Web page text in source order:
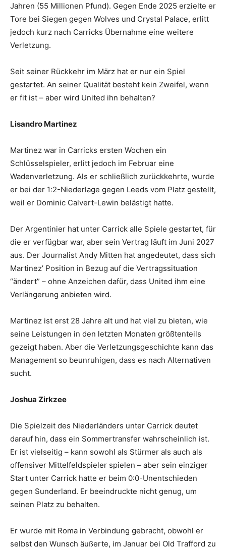
Jahren (55 Millionen Pfund). Gegen Ende 2025 erzielte er
Tore bei Siegen gegen Wolves und Crystal Palace, erlitt
jedoch kurz nach Carricks Übernahme eine weitere
Verletzung.
Seit seiner Rückkehr im März hat er nur ein Spiel
gestartet. An seiner Qualität besteht kein Zweifel, wenn
er fit ist – aber wird United ihn behalten?
Lisandro Martinez
Martinez war in Carricks ersten Wochen ein
Schlüsselspieler, erlitt jedoch im Februar eine
Wadenverletzung. Als er schließlich zurückkehrte, wurde
er bei der 1:2-Niederlage gegen Leeds vom Platz gestellt,
weil er Dominic Calvert-Lewin belästigt hatte.
Der Argentinier hat unter Carrick alle Spiele gestartet, für
die er verfügbar war, aber sein Vertrag läuft im Juni 2027
aus. Der Journalist Andy Mitten hat angedeutet, dass sich
Martinez’ Position in Bezug auf die Vertragssituation
“ändert” – ohne Anzeichen dafür, dass United ihm eine
Verlängerung anbieten wird.
Martinez ist erst 28 Jahre alt und hat viel zu bieten, wie
seine Leistungen in den letzten Monaten größtenteils
gezeigt haben. Aber die Verletzungsgeschichte kann das
Management so beunruhigen, dass es nach Alternativen
sucht.
Joshua Zirkzee
Die Spielzeit des Niederländers unter Carrick deutet
darauf hin, dass ein Sommertransfer wahrscheinlich ist.
Er ist vielseitig – kann sowohl als Stürmer als auch als
offensiver Mittelfeldspieler spielen – aber sein einziger
Start unter Carrick hatte er beim 0:0-Unentschieden
gegen Sunderland. Er beeindruckte nicht genug, um
seinen Platz zu behalten.
Er wurde mit Roma in Verbindung gebracht, obwohl er
selbst den Wunsch äußerte, im Januar bei Old Trafford zu